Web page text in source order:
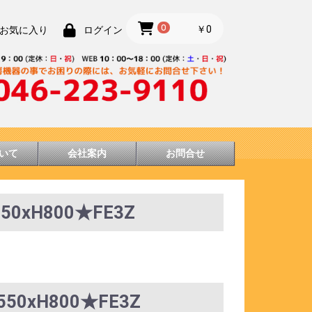
気に入り ログイン 0 ￥0
て 会社案内 お問合せ